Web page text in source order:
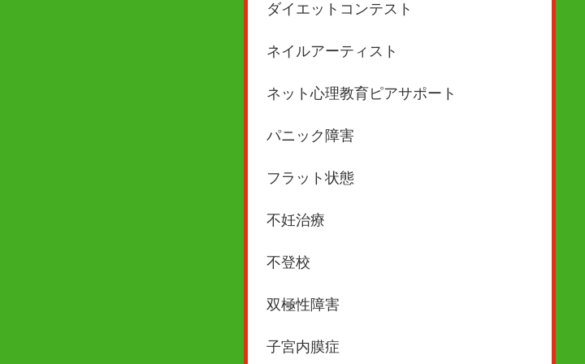
ダイエットコンテスト
ネイルアーティスト
ネット心理教育ピアサポート
パニック障害
フラット状態
不妊治療
不登校
双極性障害
子宮内膜症